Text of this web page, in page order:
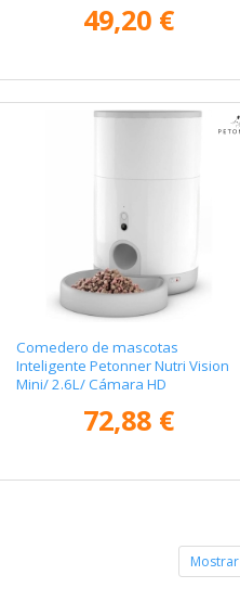
49,20 €
Comedero de mascotas
Inteligente Petonner Nutri Vision
Mini/ 2.6L/ Cámara HD
72,88 €
Mostrar